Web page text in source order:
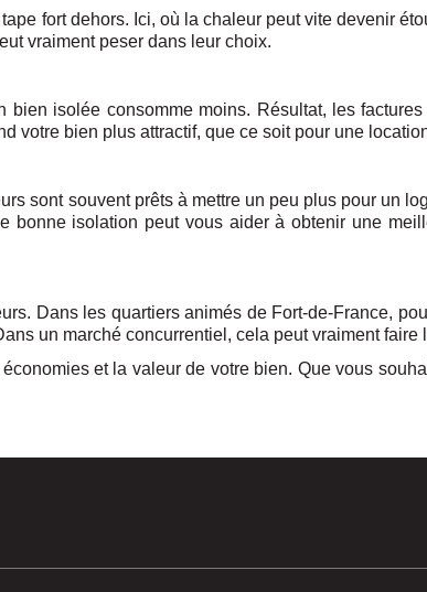
fort dehors. Ici, où la chaleur peut vite devenir
vraiment peser dans leur choix.
isolée consomme moins. Résultat, les factures
votre bien plus attractif, que ce soit pour une
sont souvent prêts à mettre un peu plus pour un
bonne isolation peut vous aider à obtenir une
Dans les quartiers animés de Fort-de-France,
un marché concurrentiel, cela peut vraiment faire
économies et la valeur de votre bien. Que vous